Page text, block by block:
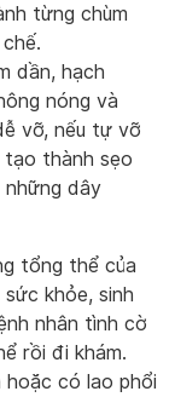
từng chùm
dần, hạch
nóng và
vỡ, nếu tự vỡ
tạo thành sẹo
những dây
tổng thể của
khỏe, sinh
nhân tình cờ
rồi đi khám.
hoặc có lao phổi